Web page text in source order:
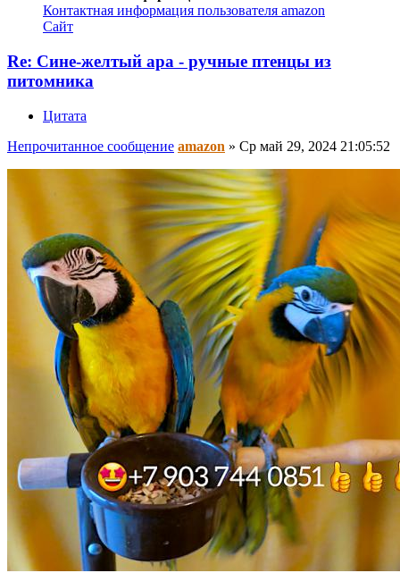
Контактная информация пользователя amazon
Сайт
Re: Сине-желтый ара - ручные птенцы из
питомника
Цитата
Непрочитанное сообщение amazon » Ср май 29, 2024 21:05:52